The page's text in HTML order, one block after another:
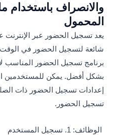
والانصراف باستخدام
المحمول
يعد تسجيل الحضور عبر الإنترنت
شائعة لتسجيل الحضور في
برنامج تسجيل الحضور المناسب
بشكل أفضل. يمكن للمستخدمين
إعدادات تسجيل الحضور ذات
تسجيل الحضور.
الوظائف: 1. تسجيل المستخدم